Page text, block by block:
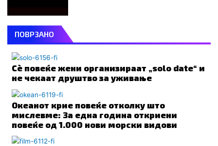
ПОВРЗАНО
Сè повеќе жени организираат „solo date“ и
не чекаат друштво за уживање
Океанот крие повеќе отколку што
мислевме: За една година откриени
повеќе од 1.000 нови морски видови